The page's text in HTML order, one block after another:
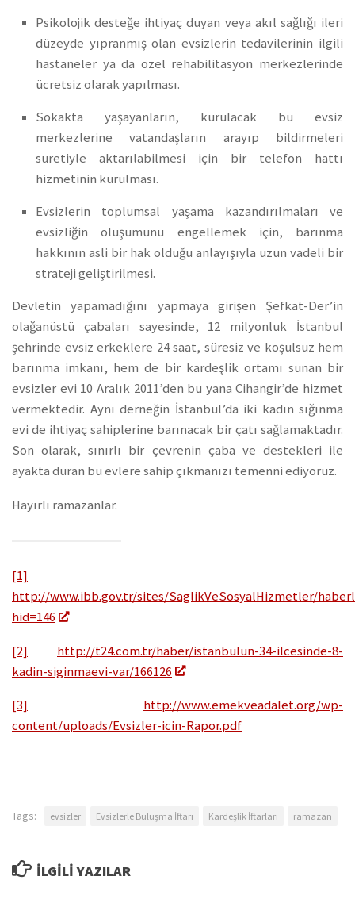
Psikolojik desteğe ihtiyaç duyan veya akıl sağlığı ileri
düzeyde yıpranmış olan evsizlerin tedavilerinin ilgili
hastaneler ya da özel rehabilitasyon merkezlerinde
ücretsiz olarak yapılması.
Sokakta yaşayanların, kurulacak bu evsiz
merkezlerine vatandaşların arayıp bildirmeleri
suretiyle aktarılabilmesi için bir telefon hattı
hizmetinin kurulması.
Evsizlerin toplumsal yaşama kazandırılmaları ve
evsizliğin oluşumunu engellemek için, barınma
hakkının asli bir hak olduğu anlayışıyla uzun vadeli bir
strateji geliştirilmesi.
Devletin yapamadığını yapmaya girişen Şefkat-Der’in
olağanüstü çabaları sayesinde, 12 milyonluk İstanbul
şehrinde evsiz erkeklere 24 saat, süresiz ve koşulsuz hem
barınma imkanı, hem de bir kardeşlik ortamı sunan bir
evsizler evi 10 Aralık 2011’den bu yana Cihangir’de hizmet
vermektedir. Aynı derneğin İstanbul’da iki kadın sığınma
evi de ihtiyaç sahiplerine barınacak bir çatı sağlamaktadır.
Son olarak, sınırlı bir çevrenin çaba ve destekleri ile
ayakta duran bu evlere sahip çıkmanızı temenni ediyoruz.
Hayırlı ramazanlar.
[1]
http://www.ibb.gov.tr/sites/SaglikVeSosyalHizmetler/
hid=146
[2]
http://t24.com.tr/haber/istanbulun-34-ilcesinde-8-
kadin-siginmaevi-var/166126
[3]
http://www.emekveadalet.org/wp-
content/uploads/Evsizler-icin-Rapor.pdf
Tags: evsizler Evsizlerle Buluşma İftarı Kardeşlik İftarları ramazan
İLGILI YAZILAR